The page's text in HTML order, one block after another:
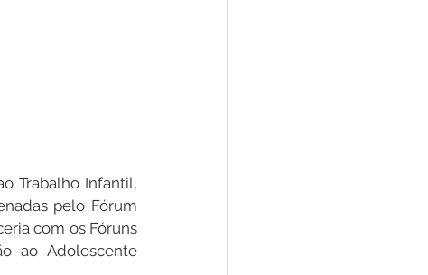
Trabalho Infantil,
pelo Fórum
com os Fóruns
ao Adolescente